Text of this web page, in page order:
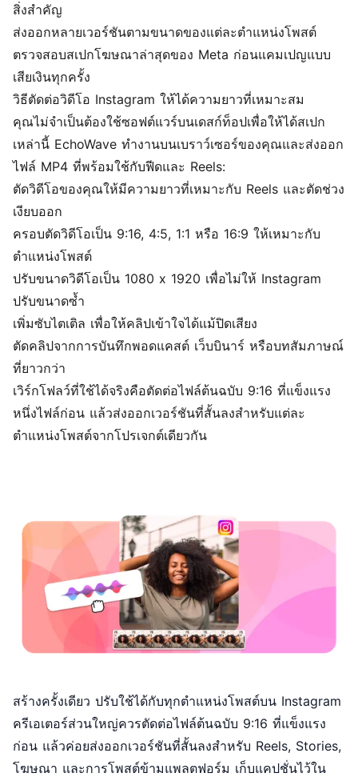
สิ่งสำคัญ
ส่งออกหลายเวอร์ชันตามขนาดของแต่ละตำแหน่งโพสต์
ตรวจสอบสเปกโฆษณาล่าสุดของ Meta ก่อนแคมเปญแบบ
เสียเงินทุกครั้ง
วิธีตัดต่อวิดีโอ Instagram ให้ได้ความยาวที่เหมาะสม
คุณไม่จำเป็นต้องใช้ซอฟต์แวร์บนเดสก์ท็อปเพื่อให้ได้สเปก
เหล่านี้ EchoWave ทำงานบนเบราว์เซอร์ของคุณและส่งออก
ไฟล์ MP4 ที่พร้อมใช้กับฟีดและ Reels:
ตัดวิดีโอของคุณให้มีความยาวที่เหมาะกับ Reels และตัดช่วง
เงียบออก
ครอบตัดวิดีโอเป็น 9:16, 4:5, 1:1 หรือ 16:9 ให้เหมาะกับ
ตำแหน่งโพสต์
ปรับขนาดวิดีโอเป็น 1080 x 1920 เพื่อไม่ให้ Instagram
ปรับขนาดซ้ำ
เพิ่มซับไตเติล เพื่อให้คลิปเข้าใจได้แม้ปิดเสียง
ตัดคลิปจากการบันทึกพอดแคสต์ เว็บบินาร์ หรือบทสัมภาษณ์
ที่ยาวกว่า
เวิร์กโฟลว์ที่ใช้ได้จริงคือตัดต่อไฟล์ต้นฉบับ 9:16 ที่แข็งแรง
หนึ่งไฟล์ก่อน แล้วส่งออกเวอร์ชันที่สั้นลงสำหรับแต่ละ
ตำแหน่งโพสต์จากโปรเจกต์เดียวกัน
สร้างครั้งเดียว ปรับใช้ได้กับทุกตำแหน่งโพสต์บน Instagram
ครีเอเตอร์ส่วนใหญ่ควรตัดต่อไฟล์ต้นฉบับ 9:16 ที่แข็งแรง
ก่อน แล้วค่อยส่งออกเวอร์ชันที่สั้นลงสำหรับ Reels, Stories,
โฆษณา และการโพสต์ข้ามแพลตฟอร์ม เก็บแคปชั่นไว้ใน